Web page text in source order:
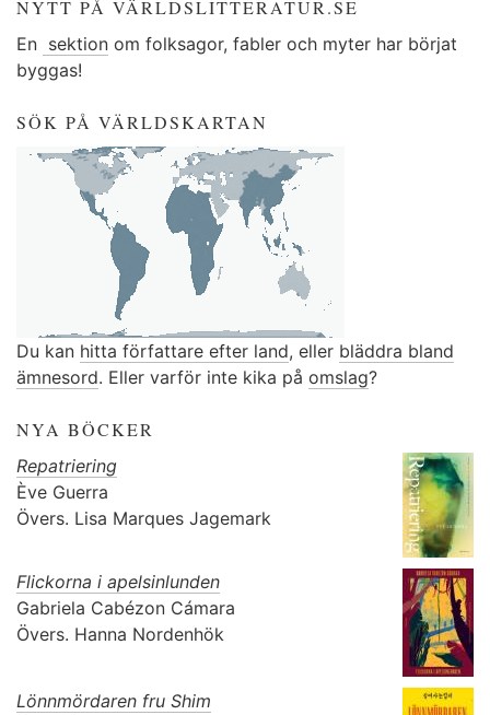
NYTT PÅ VÄRLDSLITTERATUR.SE
En sektion om folksagor, fabler och myter har börjat
byggas!
SÖK PÅ VÄRLDSKARTAN
Du kan hitta författare efter land, eller bläddra bland
ämnesord. Eller varför inte kika på omslag?
NYA BÖCKER
Repatriering
Ève Guerra
Övers. Lisa Marques Jagemark
Flickorna i apelsinlunden
Gabriela Cabézon Cámara
Övers. Hanna Nordenhök
Lönnmördaren fru Shim